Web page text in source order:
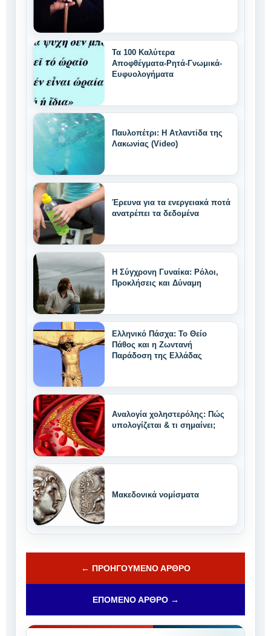
Τα 100 Καλύτερα
Αποφθέγματα-Ρητά-Γνωμικά-
Ευφυολογήματα
Παυλοπέτρι: Η Ατλαντiδα της
Λακωνiας (Video)
Έρευνα για τα ενεργειακά ποτά
ανατρέπει τα δεδομένα
Η Σύγχρονη Γυναίκα: Ρόλοι,
Προκλήσεις και Δύναμη
Ελληνικό Πάσχα: Το Θείο
Πάθος και η Ζωντανή
Παράδοση της Ελλάδας
Αναλογία χοληστερόλης: Πώς
υπολογίζεται & τι σημαίνει;
Μακεδονικά νομίσματα
← ΠΡΟΗΓΟΎΜΕΝΟ ΆΡΘΡΟ
ΕΠΌΜΕΝΟ ΆΡΘΡΟ →